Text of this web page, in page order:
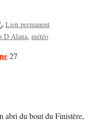
Lien permanent
D Alana météo
27
abri du bout du Finistère,